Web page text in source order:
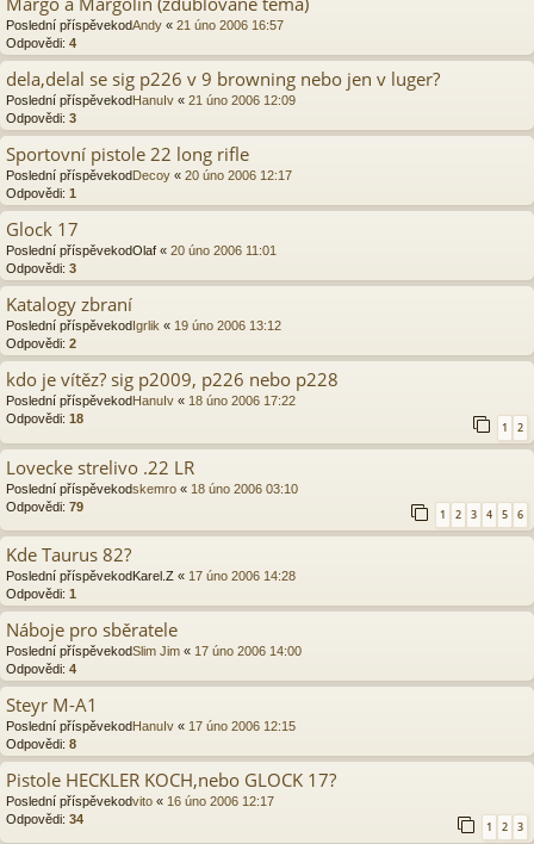
Poslední příspěvekodAndy « 21 úno 2006 16:57
Odpovědi: 4
dela,delal se sig p226 v 9 browning nebo jen v luger?
Poslední příspěvekod HanuIv « 21 úno 2006 12:09
Odpovědi: 3
Sportovní pistole 22 long rifle
Poslední příspěvekod Decoy « 20 úno 2006 12:17
Odpovědi: 1
Glock 17
Poslední příspěvekodOlaf « 20 úno 2006 11:01
Odpovědi: 3
Katalogy zbraní
Poslední příspěvekod Igrlik « 19 úno 2006 13:12
Odpovědi: 2
kdo je vítěz? sig p2009, p226 nebo p228
Poslední příspěvekod HanuIv « 18 úno 2006 17:22
Odpovědi: 18
1 2
Lovecke strelivo .22 LR
Poslední příspěvekodskemro « 18 úno 2006 03:10
Odpovědi: 79
1 2 3 4 5 6
Kde Taurus 82?
Poslední příspěvekodKarel.Z « 17 úno 2006 14:28
Odpovědi: 1
Náboje pro sběratele
Poslední příspěvekodSlim Jim « 17 úno 2006 14:00
Odpovědi: 4
Steyr M-A1
Poslední příspěvekodHanuIv « 17 úno 2006 12:15
Odpovědi: 8
Pistole HECKLER KOCH,nebo GLOCK 17?
Poslední příspěvekodvito « 16 úno 2006 12:17
Odpovědi: 34
1 2 3